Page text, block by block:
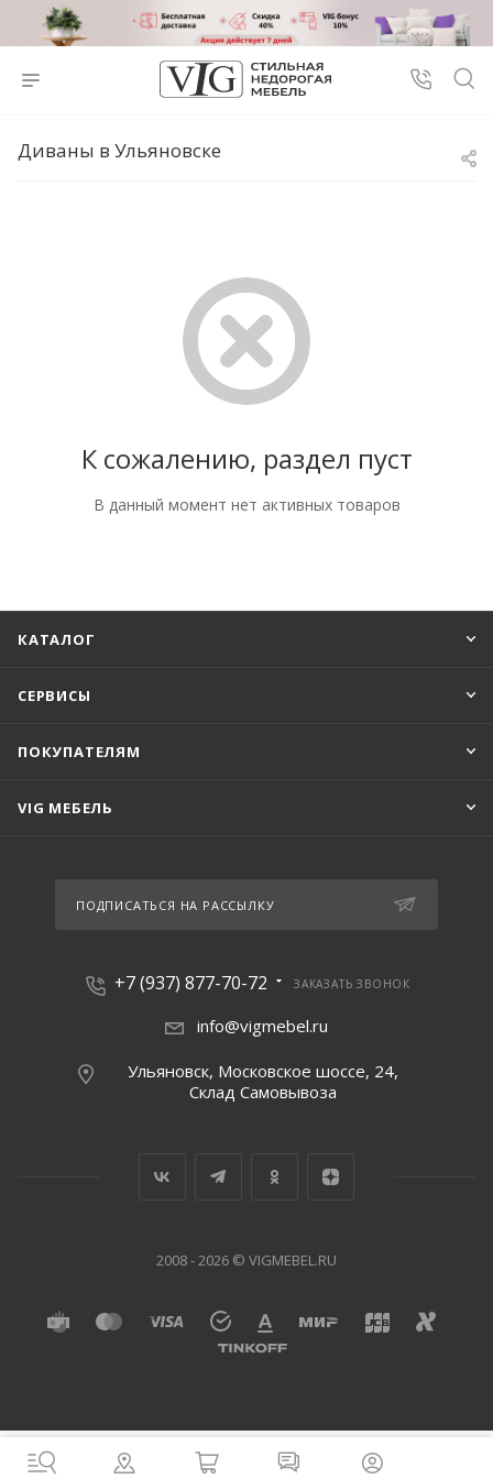
Диваны в Ульяновске
К сожалению, раздел пуст
В данный момент нет активных товаров
КАТАЛОГ
СЕРВИСЫ
ПОКУПАТЕЛЯМ
VIG МЕБЕЛЬ
ПОДПИСАТЬСЯ НА РАССЫЛКУ
+7 (937) 877-70-72 ЗАКАЗАТЬ ЗВОНОК
info@vigmebel.ru
Ульяновск, Московское шоссе, 24,
Склад Cамовывоза
2008 - 2026 © VIGMEBEL.RU